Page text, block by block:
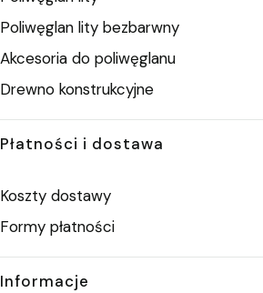
Poliwęglan lity bezbarwny
Akcesoria do poliwęglanu
Drewno konstrukcyjne
Płatności i dostawa
Koszty dostawy
Formy płatności
Informacje